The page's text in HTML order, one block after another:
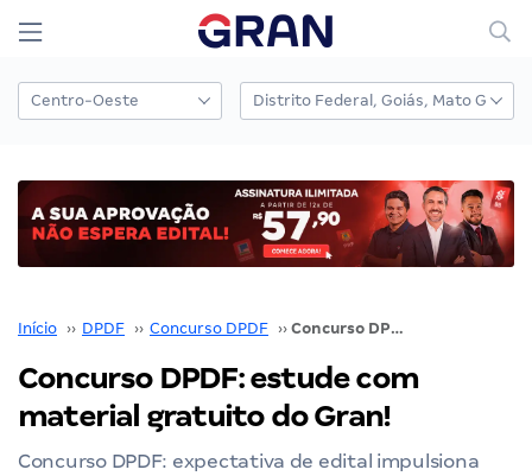
Início ›› DPDF ›› Concurso DPDF ›› Concurso DPDF: estude com material gratuito do Gran!
Concurso DPDF: estude com
material gratuito do Gran!
Concurso DPDF: expectativa de edital impulsiona